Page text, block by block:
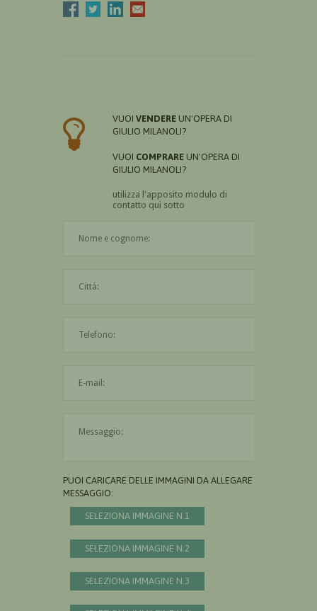
VUOI VENDERE UN'OPERA DI
GIULIO MILANOLI?
VUOI COMPRARE UN'OPERA DI
GIULIO MILANOLI?
utilizza l'apposito modulo di
contatto qui sotto
PUOI CARICARE DELLE IMMAGINI DA ALLEGARE AL
MESSAGGIO:
SELEZIONA IMMAGINE N.1
SELEZIONA IMMAGINE N.2
SELEZIONA IMMAGINE N.3